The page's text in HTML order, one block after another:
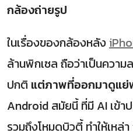
กล้องถ่ายรูป
ในเรื่องของกล้องหลัง
ล้านพิกเซล ถือว่าเป็นความ
ปกติ แต่ภาพที่ออกมาดูแ
Android สมัยนี้ ที่มี AI เข้า
รวมถึงโหมดบิวตี้ ทำให้เหล่